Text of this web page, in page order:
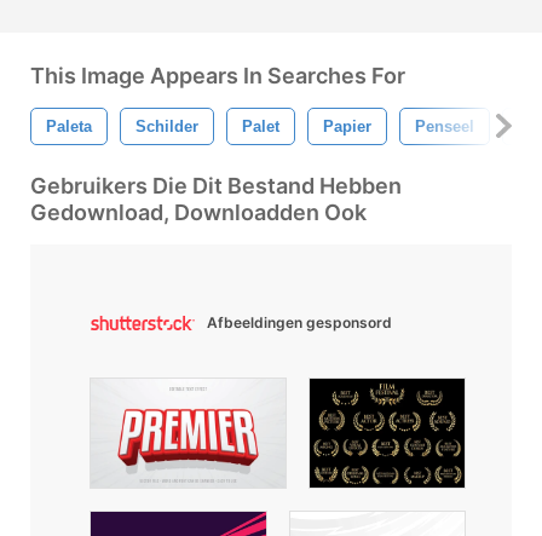
This Image Appears In Searches For
Paleta Schilder Palet Papier Penseel
Gebruikers Die Dit Bestand Hebben
Gedownload, Downloadden Ook
Afbeeldingen gesponsord